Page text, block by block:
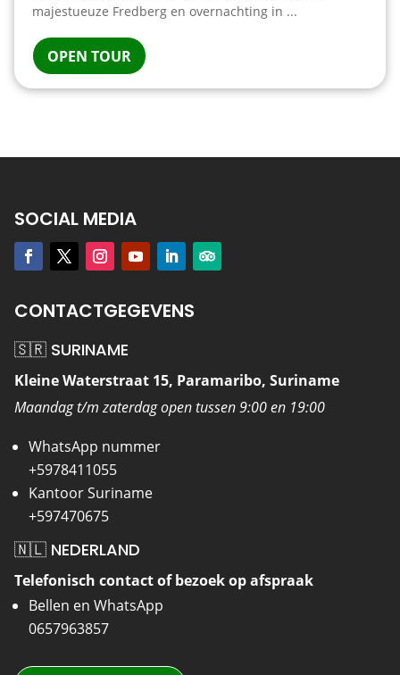
majestueuze Fredberg en overnachting in ...
OPEN TOUR
SOCIAL MEDIA
CONTACTGEGEVENS
🇸🇷 SURINAME
Kleine Waterstraat 15, Paramaribo, Suriname
Maandag t/m zaterdag open tussen 9:00 en 19:00
WhatsApp nummer
+5978411055
Kantoor Suriname
+597470675
🇳🇱 NEDERLAND
Telefonisch contact of bezoek op afspraak
Bellen en WhatsApp
0657963857